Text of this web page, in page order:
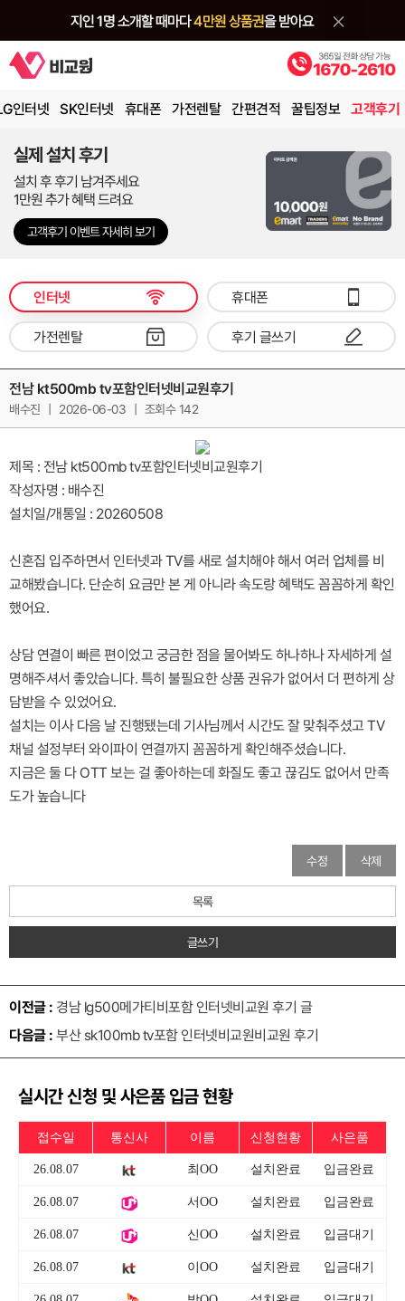
인터넷 SK인터넷 휴대폰 가전렌탈 간편견적 꿀팁정보 고객후기
실제 설치 후기
설치 후 후기 남겨주세요
1만원 추가 혜택 드려요
고객후기 이벤트 자세히 보기
인터넷 휴대폰
가전렌탈 후기 글쓰기
전남 kt500mb tv포함인터넷비교원후기
배수진 2026-06-03 조회수 142
제목 : 전남 kt500mb tv포함인터넷비교원후기
작성자명 : 배수진
설치일/개통일 : 20260508
신혼집 입주하면서 인터넷과 TV를 새로 설치해야 해서 여러 업체를 비
교해봤습니다. 단순히 요금만 본 게 아니라 속도랑 혜택도 꼼꼼하게 확인
했어요.
상담 연결이 빠른 편이었고 궁금한 점을 물어봐도 하나하나 자세하게 설
명해주셔서 좋았습니다. 특히 불필요한 상품 권유가 없어서 더 편하게 상
담받을 수 있었어요.
설치는 이사 다음 날 진행됐는데 기사님께서 시간도 잘 맞춰주셨고 TV
채널 설정부터 와이파이 연결까지 꼼꼼하게 확인해주셨습니다.
지금은 둘 다 OTT 보는 걸 좋아하는데 화질도 좋고 끊김도 없어서 만족
도가 높습니다
수정 삭제
목록
글쓰기
이전글 : 경남 lg500메가티비포함 인터넷비교원 후기 글
다음글 : 부산 sk100mb tv포함 인터넷비교원비교원 후기
실시간 신청 및 사은품 입금 현황